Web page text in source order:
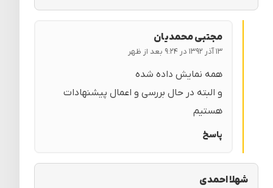
مجتبی محمدیان
۱۳ آذر ۱۳۹۲ در ۹:۲۴ بعد از ظهر
همه نمایش داده شده
و البته در حال بررسی و اعمال پیشنهادات
هستیم
پاسخ
شهلا احمدی